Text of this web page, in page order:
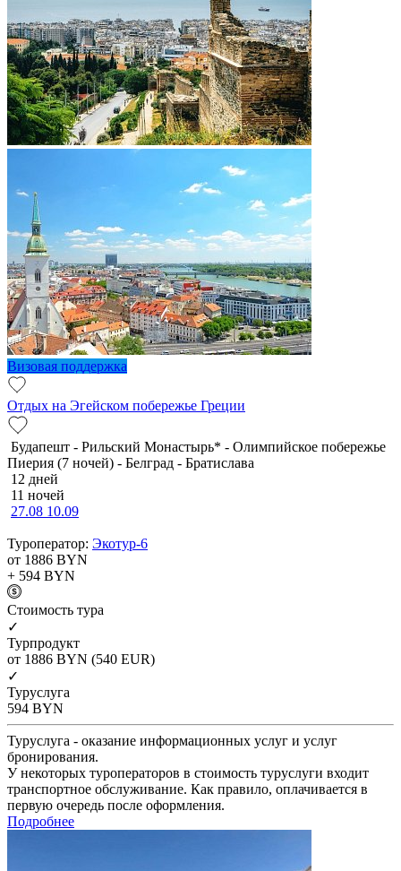
Визовая поддержка
Отдых на Эгейском побережье Греции
Будапешт - Рильский Монастырь* - Олимпийское побережье
Пиерия (7 ночей) - Белград - Братислава
12 дней
11 ночей
27.08 10.09
Туроператор: Экотур-6
от 1886 BYN
+ 594 BYN
Cтоимость тура
✓
Турпродукт
от 1886 BYN (540 EUR)
✓
Туруслуга
594 BYN
Туруслуга - оказание информационных услуг и услуг
бронирования.
У некоторых туроператоров в стоимость туруслуги входит
транспортное обслуживание. Как правило, оплачивается в
первую очередь после оформления.
Подробнее